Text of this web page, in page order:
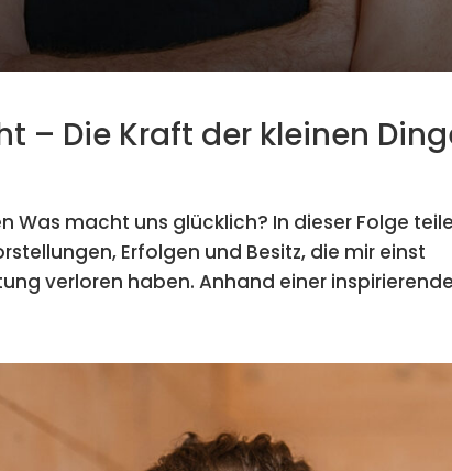
– Die Kraft der kleinen
Was macht uns glücklich? In dieser Folge
Erfolgen und Besitz, die mir einst
verloren haben. Anhand einer